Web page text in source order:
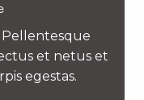
et netus et
egestas.